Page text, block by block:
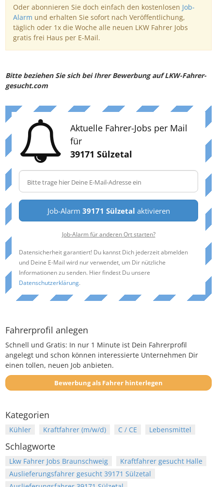
Oder abonnieren Sie doch einfach den kostenlosen Job-
Alarm und erhalten Sie sofort nach Veröffentlichung,
täglich oder 1x die Woche alle neuen LKW Fahrer Jobs
gratis frei Haus per E-Mail.
Bitte beziehen Sie sich bei Ihrer Bewerbung auf LKW-Fahrer-
gesucht.com
Aktuelle Fahrer-Jobs per Mail
für
39171 Sülzetal
Job-Alarm 39171 Sülzetal aktivieren
Job-Alarm für anderen Ort starten?
Datensicherheit garantiert! Du kannst Dich jederzeit abmelden
und Deine E-Mail wird nur verwendet, um Dir nützliche
Informationen zu senden. Hier findest Du unsere
Datenschutzerklärung.
Fahrerprofil anlegen
Schnell und Gratis: In nur 1 Minute ist Dein Fahrerprofil
angelegt und schon können interessierte Unternehmen Dir
einen tollen, neuen Job anbieten.
Bewerbung als Fahrer hinterlegen
Kategorien
Kühler Kraftfahrer (m/w/d) C / CE Lebensmittel
Schlagworte
Lkw Fahrer Jobs Braunschweig
Kraftfahrer gesucht Halle
Auslieferungsfahrer gesucht 39171 Sülzetal